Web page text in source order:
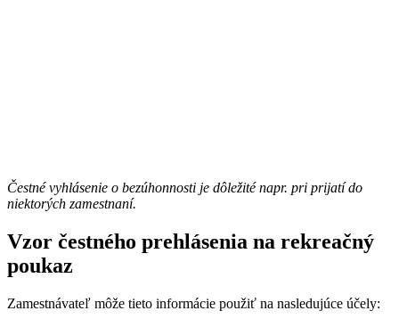
Čestné vyhlásenie o bezúhonnosti je dôležité napr. pri prijatí do
niektorých zamestnaní.
Vzor čestného prehlásenia na rekreačný
poukaz
Zamestnávateľ môže tieto informácie použiť na nasledujúce účely: